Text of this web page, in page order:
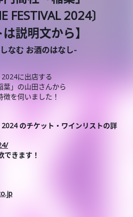
FESTIVAL 2024〕
説明文から】
なむ お酒のはなし-
に出店する
」の山田さんから
を伺いました！
2024 のチケット・ワインリストの詳
できます！